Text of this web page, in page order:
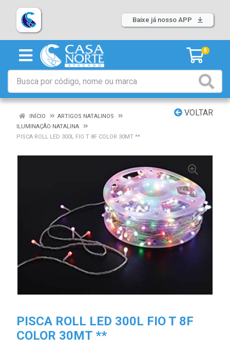
Baixe já nosso APP
0
VOLTAR
INÍCIO
ARTIGOS NATALINOS
ILUMINAÇÃO NATALINA
PISCA ROLL LED 300L FIO T 8F COLOR 30MT **
PISCA ROLL LED 300L FIO T 8F
COLOR 30MT **